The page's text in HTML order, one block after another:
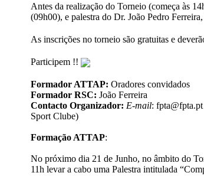
Antes da realização do Torneio (começa às
(09h00), e palestra do Dr. João Pedro
As inscrições no torneio são gratuitas e
Participem !!
Formador ATTAP: Oradores convidados
Formador RSC: João Ferreira
Contacto Organizador: E-mail:
Sport Clube)
Formação ATTAP:
No próximo dia 21 de Junho, no âmbito do
11h levar a cabo uma Palestra intitulada